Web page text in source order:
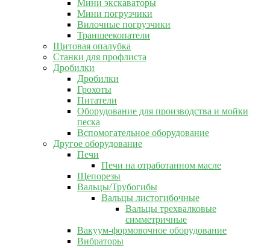
Мини экскаваторы
Мини погрузчики
Вилочные погрузчики
Траншеекопатели
Щитовая опалубка
Станки для профлиста
Дробилки
Дробилки
Грохоты
Питатели
Оборудование для производства и мойки
песка
Вспомогательное оборудование
Другое оборудование
Печи
Печи на отработанном масле
Щепорезы
Вальцы/Трубогибы
Вальцы листогибочные
Вальцы трехвалковые
симметричные
Вакуум-формовочное оборудование
Вибраторы